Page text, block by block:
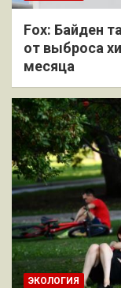
Fox: Байден
от выброса
месяца
ЭКОЛОГИЯ